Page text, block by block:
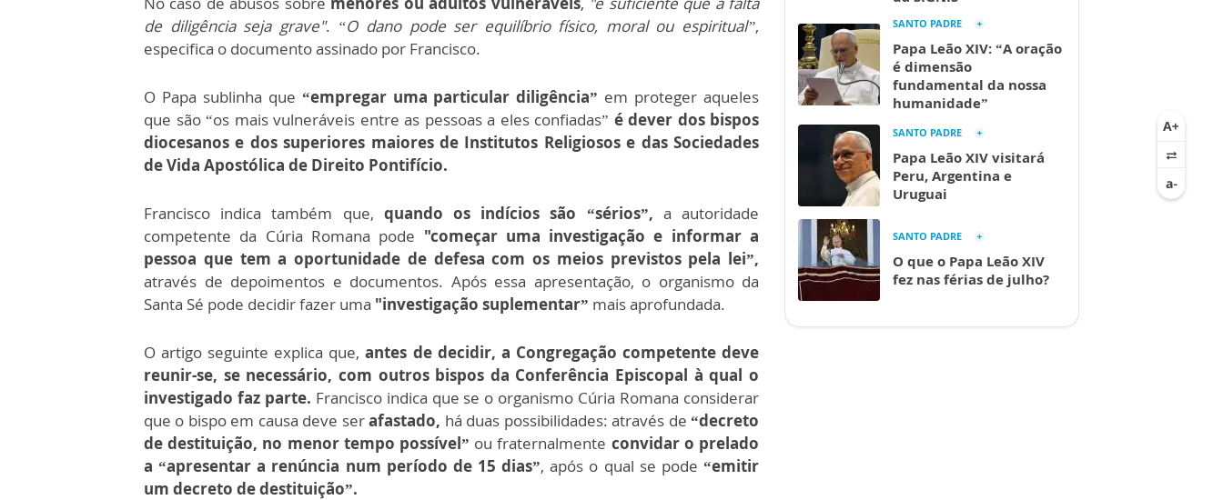
de diligência seja grave". “O dano pode ser equilíbrio físico, moral ou espiritual”,
especifica o documento assinado por Francisco.
O Papa sublinha que “empregar uma particular diligência” em proteger aqueles
que são “os mais vulneráveis entre as pessoas a eles confiadas” é dever dos bispos
diocesanos e dos superiores maiores de Institutos Religiosos e das Sociedades
de Vida Apostólica de Direito Pontifício.
Francisco indica também que, quando os indícios são “sérios”, a autoridade
competente da Cúria Romana pode "começar uma investigação e informar a
pessoa que tem a oportunidade de defesa com os meios previstos pela lei”,
através de depoimentos e documentos. Após essa apresentação, o organismo da
Santa Sé pode decidir fazer uma "investigação suplementar” mais aprofundada.
O artigo seguinte explica que,antes de decidir, a Congregação competente deve
reunir-se, se necessário, com outros bispos da Conferência Episcopal à qual o
investigado faz parte. Francisco indica que se o organismo Cúria Romana considerar
que o bispo em causa deve serafastado, há duas possibilidades: através de “decreto
de destituição, no menor tempo possível” ou fraternalmente convidar o prelado
a “apresentar a renúncia num período de 15 dias”, após o qual se pode“emitir
um decreto de destituição”.
SANTO PADRE
Papa Leão XIV: “A oração
é dimensão
fundamental da nossa
humanidade”
SANTO PADRE
Papa Leão XIV visitará
Peru, Argentina e
Uruguai
SANTO PADRE
O que o Papa Leão XIV
fez nas férias de julho?